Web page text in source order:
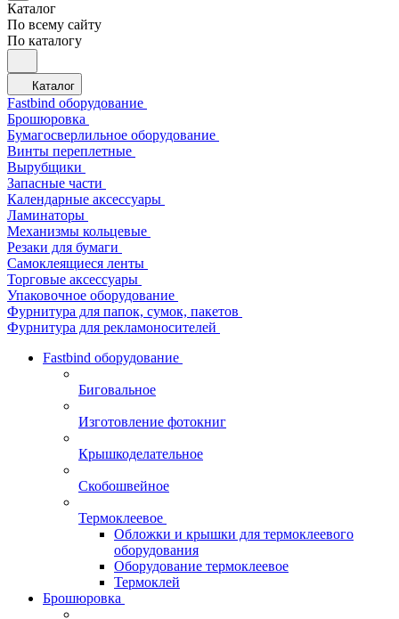
Каталог
По всему сайту
По каталогу
Каталог
Fastbind оборудование
Брошюровка
Бумагосверлильное оборудование
Винты переплетные
Вырубщики
Запасные части
Календарные аксессуары
Ламинаторы
Механизмы кольцевые
Резаки для бумаги
Самоклеящиеся ленты
Торговые аксессуары
Упаковочное оборудование
Фурнитура для папок, сумок, пакетов
Фурнитура для рекламоносителей
Fastbind оборудование
Биговальное
Изготовление фотокниг
Крышкоделательное
Скобошвейное
Термоклеевое
Обложки и крышки для термоклеевого
оборудования
Оборудование термоклеевое
Термоклей
Брошюровка